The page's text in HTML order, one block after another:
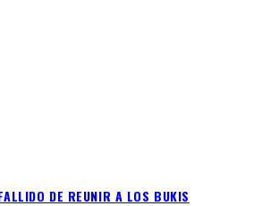
DE REUNIR A LOS BUKIS